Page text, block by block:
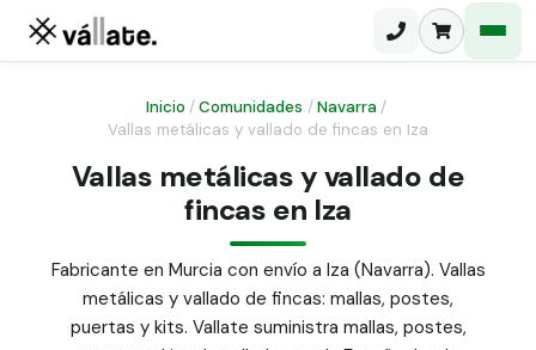
Malla ganadera
Malla simple torsión
Malla triple torsión
Puerta abatible dos hojas
Puerta acceso peatonal
Poste malla Hércules
Inicio /Comunidades / Navarra /
Vallas metálicas y vallado de fincas en Iza
Vallas metálicas y vallado de
fincas en Iza
Fabricante en Murcia con envío a Iza (Navarra). Vallas
metálicas y vallado de fincas: mallas, postes,
puertas y kits. Vallate suministra mallas, postes,